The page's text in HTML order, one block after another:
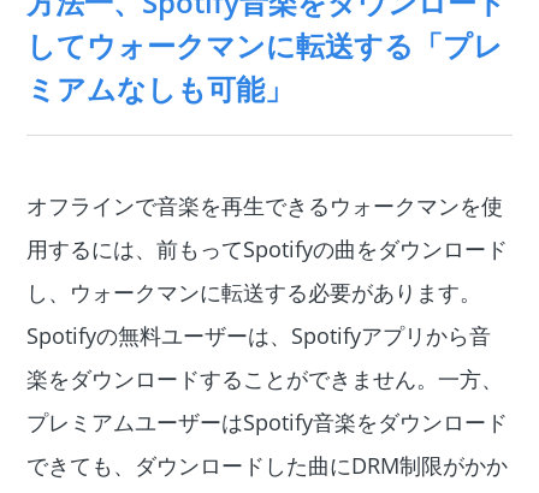
してウォークマンに転送する「プレ
ミアムなしも可能」
オフラインで音楽を再生できるウォークマンを使
用するには、前もってSpotifyの曲をダウンロード
し、ウォークマンに転送する必要があります。
Spotifyの無料ユーザーは、Spotifyアプリから音
楽をダウンロードすることができません。一方、
プレミアムユーザーはSpotify音楽をダウンロード
できても、ダウンロードした曲にDRM制限がかか